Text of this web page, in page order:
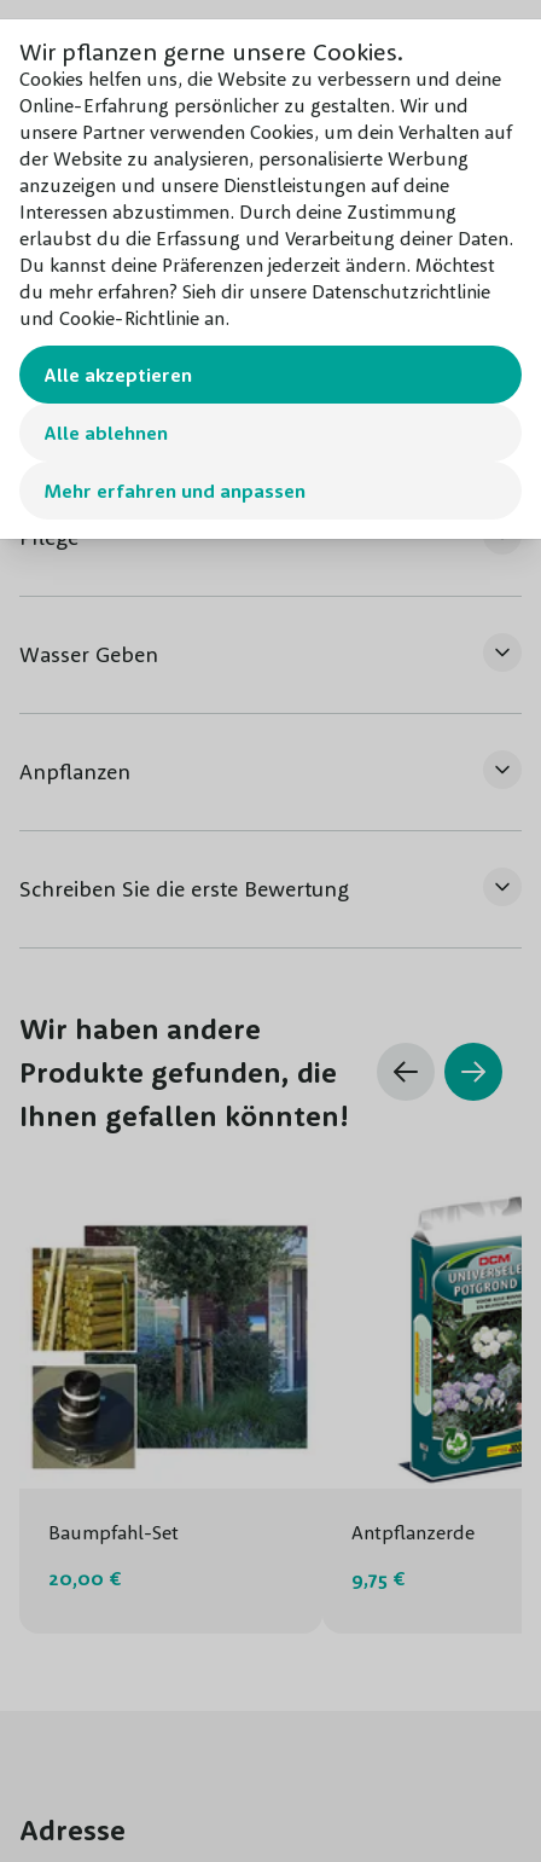
Wir pflanzen gerne unsere Cookies.
Cookies helfen uns, die Website zu verbessern und deine
Online-Erfahrung persönlicher zu gestalten. Wir und
unsere Partner verwenden Cookies, um dein Verhalten auf
der Website zu analysieren, personalisierte Werbung
anzuzeigen und unsere Dienstleistungen auf deine
Interessen abzustimmen. Durch deine Zustimmung
erlaubst du die Erfassung und Verarbeitung deiner Daten.
Du kannst deine Präferenzen jederzeit ändern. Möchtest
du mehr erfahren? Sieh dir unsere Datenschutzrichtlinie
und Cookie-Richtlinie an.
Mehr erfahren und anpassen
Alle ablehnen
Alle akzeptieren
Baumpfahl-Set
20,00 €
Pflege
Wasser Geben
Anpflanzen
Schreiben Sie die erste Bewertung
Wir haben andere
Produkte gefunden, die
Ihnen gefallen könnten!
Baumpfahl-Set
20,00 €
Antpflanzerde
9,75 €
Adresse